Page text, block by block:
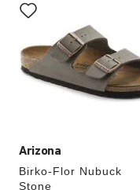
Arizona
Birko-Flor Nubuck
Stone
med
swatch-
vil
oppdatere
produktbildet